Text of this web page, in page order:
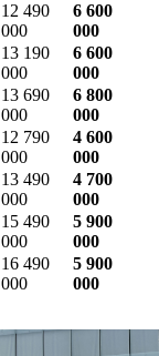
12 490
000
6 600
000
13 190
000
6 600
000
13 690
000
6 800
000
12 790
000
4 600
000
13 490
000
4 700
000
15 490
000
5 900
000
16 490
000
5 900
000